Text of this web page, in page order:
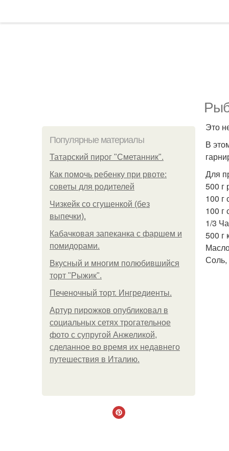
Популярные материалы
Татарский пирог "Сметанник".
Как помочь ребенку при рвоте:
советы для родителей
Чизкейк со сгущенкой (без
выпечки).
Кабачковая запеканка с фаршем и
помидорами.
Вкусный и многим полюбившийся
торт "Рыжик".
Печеночный торт. Ингредиенты.
Артур пирожков опубликовал в
социальных сетях трогательное
фото с супругой Анжеликой,
сделанное во время их недавнего
путешествия в Италию.
Это
В
Для
500 г
100 г
100 г
1/3
500 г
Соль,